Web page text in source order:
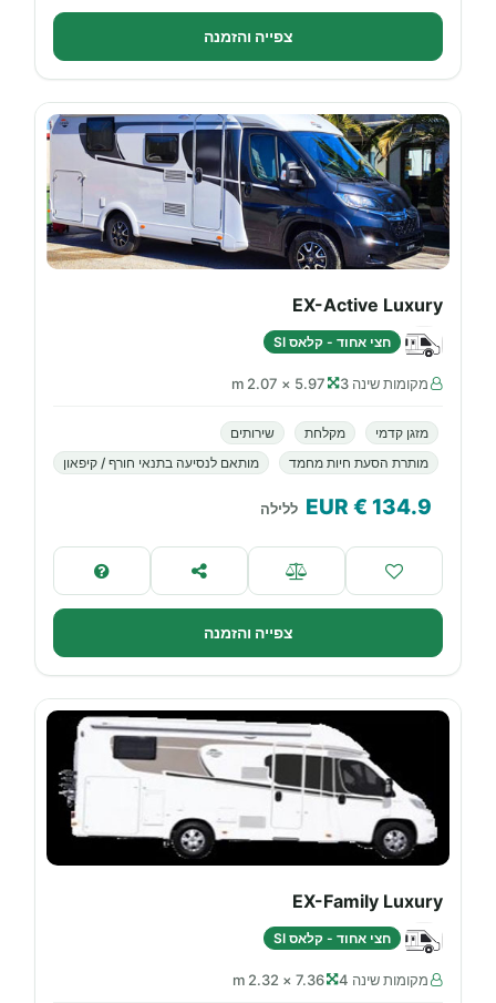
צפייה והזמנה
EX-Active Luxury
חצי אחוד - קלאס SI
מקומות שינה 3 5.97 × 2.07 m
מזגן קדמי מקלחת
שירותים
מותרת הסעת חיות מחמד
מותאם לנסיעה בתנאי חורף / קיפאון
134.9
€ EUR ללילה
צפייה והזמנה
EX-Family Luxury
חצי אחוד - קלאס SI
מקומות שינה 4 7.36 × 2.32 m